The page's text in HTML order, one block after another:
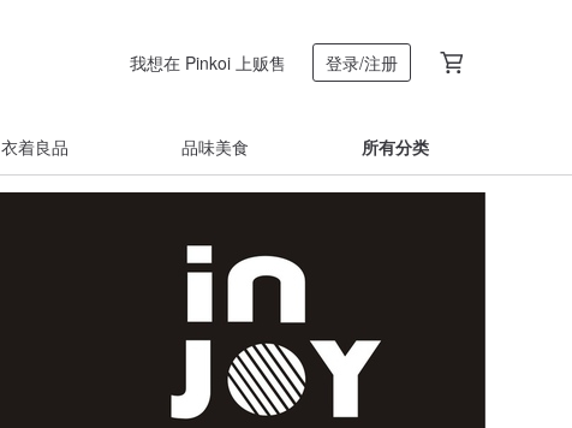
我想在 Pinkoi 上贩售 登录/注册
衣着良品 品味美食 所有分类